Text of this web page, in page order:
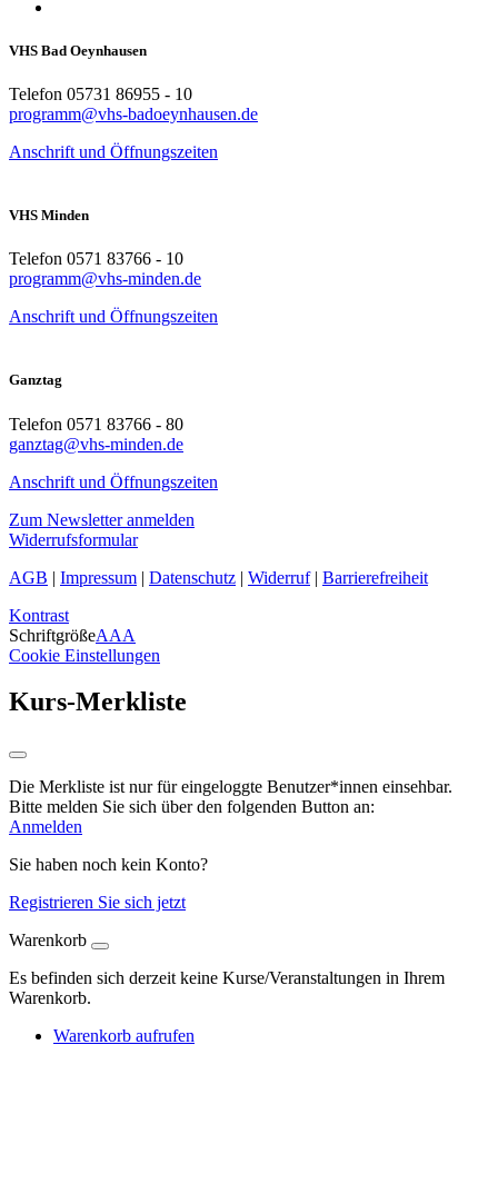
VHS Bad Oeynhausen
Telefon 05731 86955 - 10
programm@vhs-badoeynhausen.de
Anschrift und Öffnungszeiten
VHS Minden
Telefon 0571 83766 - 10
programm@vhs-minden.de
Anschrift und Öffnungszeiten
Ganztag
Telefon 0571 83766 - 80
ganztag@vhs-minden.de
Anschrift und Öffnungszeiten
Zum Newsletter anmelden
Widerrufsformular
AGB | Impressum | Datenschutz | Widerruf| Barrierefreiheit
Kontrast
SchriftgrößeAAA
Cookie Einstellungen
Kurs-Merkliste
Die Merkliste ist nur für eingeloggte Benutzer*innen einsehbar.
Bitte melden Sie sich über den folgenden Button an:
Anmelden
Sie haben noch kein Konto?
Registrieren Sie sich jetzt
Warenkorb
Es befinden sich derzeit keine Kurse/Veranstaltungen in Ihrem
Warenkorb.
Warenkorb aufrufen